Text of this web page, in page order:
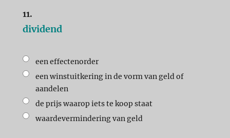
11.
dividend
een effectenorder
een winstuitkering in de vorm van geld of
aandelen
de prijs waarop iets te koop staat
waardevermindering van geld